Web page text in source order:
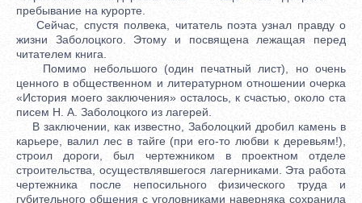
пребывание на курорте.
Сейчас, спустя полвека, читатель поэта узнал правду о
жизни Заболоцкого. Этому и посвящена лежащая перед
читателем книга.
Помимо небольшого (один печатный лист), но очень
ценного в общественном и литературном отношении очерка
«История моего заключения» осталось, к счастью, около ста
писем Н. А. Заболоцкого из лагерей.
В заключении, как известно, Заболоцкий дробил камень в
карьере, валил лес в тайге (при его-то любви к деревьям!),
строил дороги, был чертежником в проектном отделе
строительства, осуществлявшегося лагерниками. Эта работа
чертежника после непосильного физического труда и
губительного общения с уголовниками наверняка сохранила